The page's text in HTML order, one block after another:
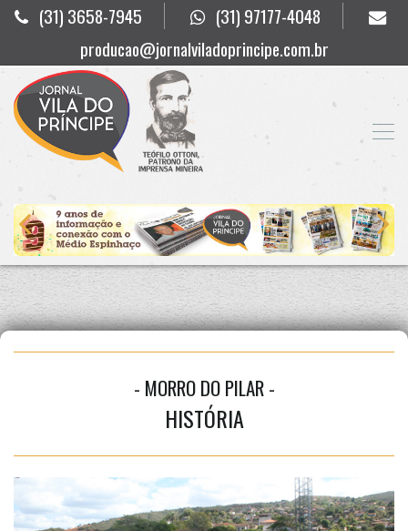
(31) 3658-7945
(31) 97177-4048
producao@jornalviladoprincipe.com.br
- MORRO DO PILAR -
HISTÓRIA